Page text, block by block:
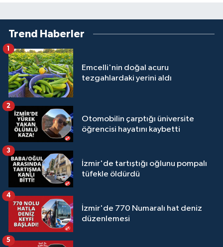
Trend Haberler
Emcelli'nin doğal acuru
tezgahlardaki yerini aldı
1
Otomobilin çarptığı üniversite
öğrencisi hayatını kaybetti
2
İzmir'de tartıştığı oğlunu pompalı
tüfekle öldürdü
3
İzmir'de 770 Numaralı hat deniz
düzenlemesi
4
5